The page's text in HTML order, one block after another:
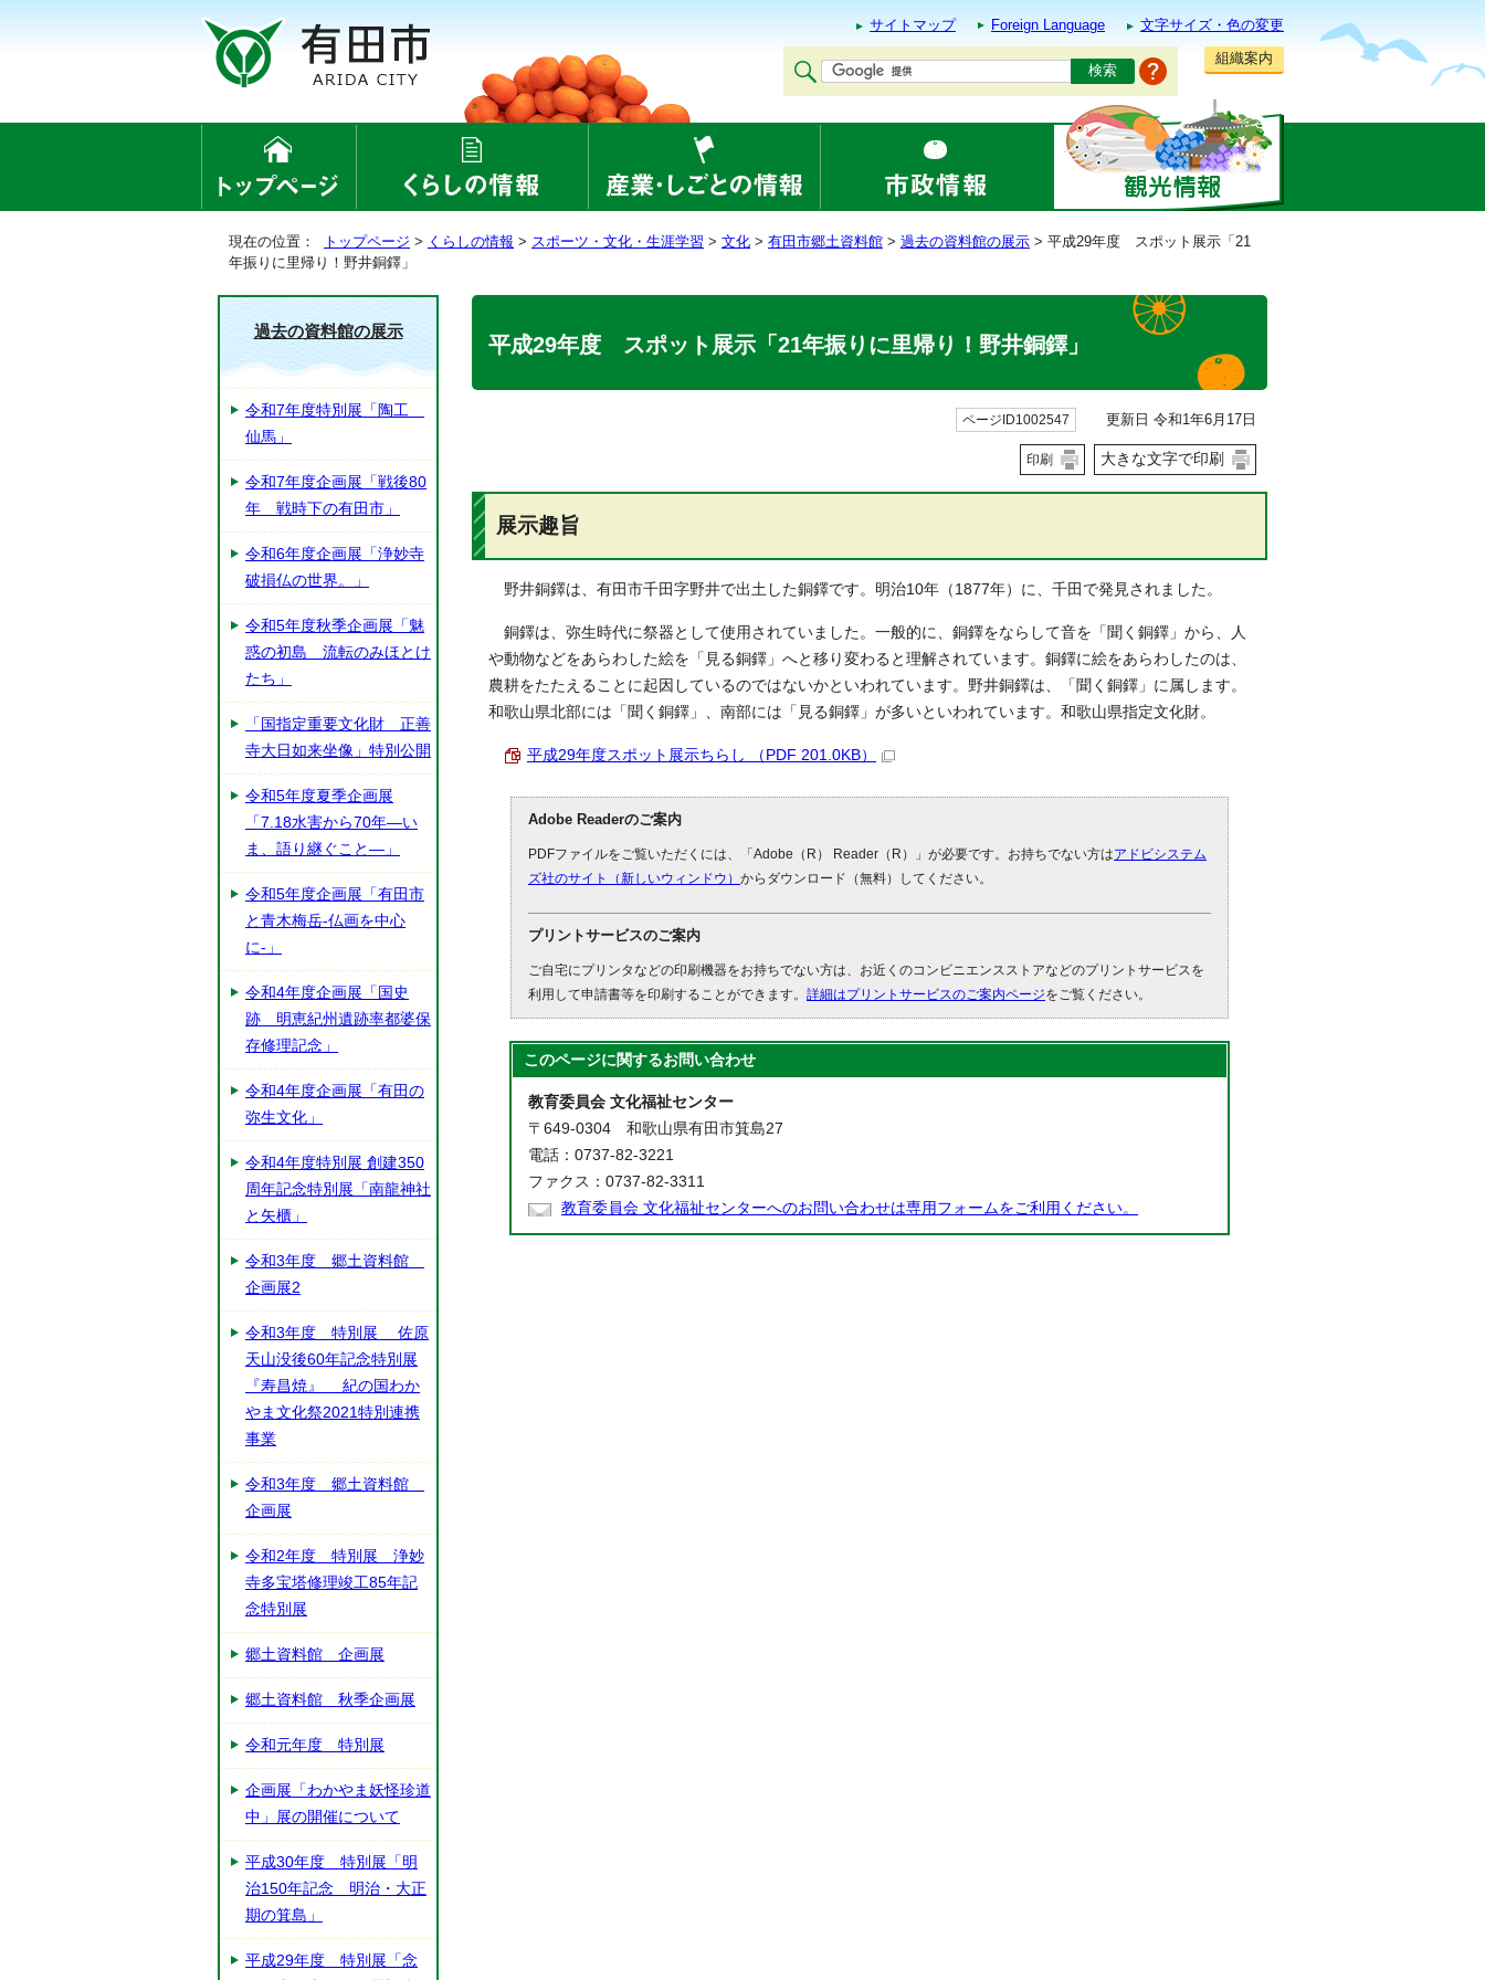
サイトマップ Foreign Language
文字サイズ・色の変更
組織案内
現在の位置： トップページ > くらしの情報 > スポーツ・文化・生涯学習 > 文化 > 有田市郷土資料館 > 過去の資料館の展示 > 平成29年度 スポット展示「21
年振りに里帰り！野井銅鐸」
平成29年度 スポット展示「21年振りに里帰り！野井銅鐸」
ページID1002547 更新日 令和1年6月17日
印刷 大きな文字で印刷
展示趣旨
野井銅鐸は、有田市千田字野井で出土した銅鐸です。明治10年（1877年）に、千田で発見されました。
銅鐸は、弥生時代に祭器として使用されていました。一般的に、銅鐸をならして音を「聞く銅鐸」から、人
や動物などをあらわした絵を「見る銅鐸」へと移り変わると理解されています。銅鐸に絵をあらわしたのは、
農耕をたたえることに起因しているのではないかといわれています。野井銅鐸は、「聞く銅鐸」に属します。
和歌山県北部には「聞く銅鐸」、南部には「見る銅鐸」が多いといわれています。和歌山県指定文化財。
平成29年度スポット展示ちらし （PDF 201.0KB）
Adobe Readerのご案内
PDFファイルをご覧いただくには、「Adobe（R） Reader（R）」が必要です。お持ちでない方はアドビシステム
ズ社のサイト（新しいウィンドウ） からダウンロード（無料）してください。
プリントサービスのご案内
ご自宅にプリンタなどの印刷機器をお持ちでない方は、お近くのコンビニエンスストアなどのプリントサービスを
利用して申請書等を印刷することができます。 詳細はプリントサービスのご案内ページをご覧ください。
このページに関するお問い合わせ
教育委員会 文化福祉センター
〒649-0304 和歌山県有田市箕島27
電話：0737-82-3221
ファクス：0737-82-3311
教育委員会 文化福祉センターへのお問い合わせは専用フォームをご利用ください。
過去の資料館の展示
令和7年度特別展「陶工
仙馬」
令和7年度企画展「戦後80
年 戦時下の有田市」
令和6年度企画展「浄妙寺
破損仏の世界。」
令和5年度秋季企画展「魅
惑の初島 流転のみほとけ
たち」
「国指定重要文化財 正善
寺大日如来坐像」特別公開
令和5年度夏季企画展
「7.18水害から70年―い
ま、語り継ぐこと―」
令和5年度企画展「有田市
と青木梅岳-仏画を中心
に-」
令和4年度企画展「国史
跡 明恵紀州遺跡率都婆保
存修理記念」
令和4年度企画展「有田の
弥生文化」
令和4年度特別展 創建350
周年記念特別展「南龍神社
と矢櫃」
令和3年度 郷土資料館
企画展2
令和3年度 特別展 佐原
天山没後60年記念特別展
『寿昌焼』 紀の国わか
やま文化祭2021特別連携
事業
令和3年度 郷土資料館
企画展
令和2年度 特別展 浄妙
寺多宝塔修理竣工85年記
念特別展
郷土資料館 企画展
郷土資料館 秋季企画展
令和元年度 特別展
企画展「わかやま妖怪珍道
中」展の開催について
平成30年度 特別展「明
治150年記念 明治・大正
期の箕島」
平成29年度 特別展「念